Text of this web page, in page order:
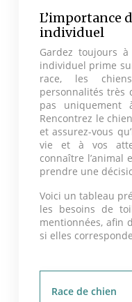
L’importance
individuel
Gardez toujours
individuel prime
race, les
personnalités très
pas uniquement
Rencontrez le
et assurez-vous
vie et à vos
connaître l’animal
prendre une
Voici un tableau
les besoins de
mentionnées, afin
si elles
Race de chien